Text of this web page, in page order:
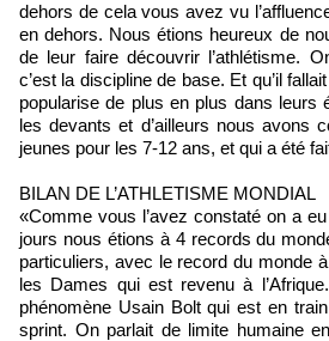
dehors de cela vous avez vu
en dehors. Nous étions heureux de
de leur faire découvrir l’athlétisme.
c’est la discipline de base. Et qu’il
popularise de plus en plus dans leurs
les devants et d’ailleurs nous avons
jeunes pour les 7-12 ans, et qui a été
BILAN DE L’ATHLETISME MONDIAL
«Comme vous l’avez constaté on a
jours nous étions à 4 records du
particuliers, avec le record du monde
les Dames qui est revenu à
phénomène Usain Bolt qui est en
sprint. On parlait de limite humaine